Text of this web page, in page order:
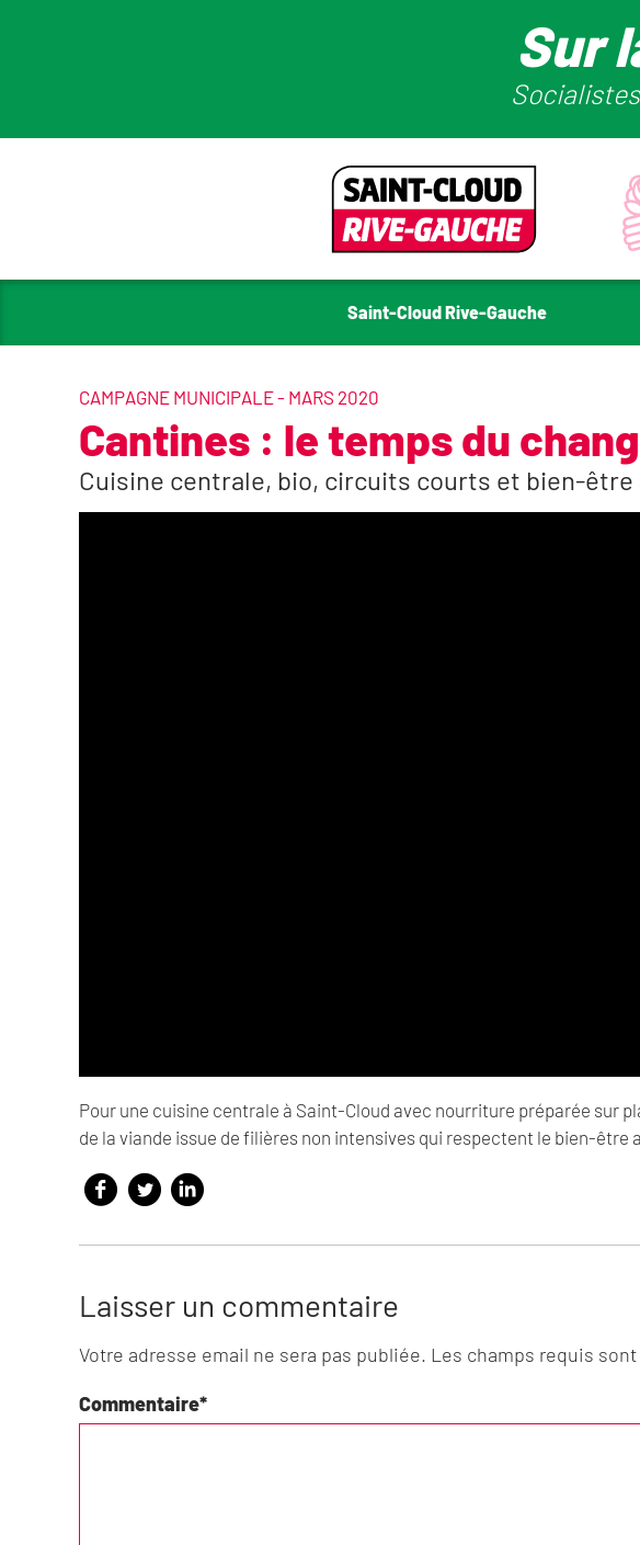
Sur
Saint-Cloud Rive-Gauche
CAMPAGNE MUNICIPALE - MARS 2020
Cantines : le temps du
Cuisine centrale, bio, circuits courts et bien-être
Pour une cuisine centrale à Saint-Cloud avec nourriture préparée sur
de la viande issue de filières non intensives qui respectent le bien-être
Laisser un commentaire
Votre adresse email ne sera pas publiée. Les champs requis
Commentaire*